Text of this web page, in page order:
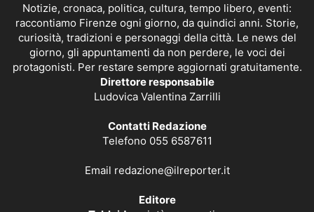
Notizie, cronaca, politica, cultura, tempo libero, eventi:
raccontiamo Firenze ogni giorno, da quindici anni. Storie,
curiosità, tradizioni e personaggi della città. Le news del
giorno, gli appuntamenti da non perdere, le voci dei
protagonisti. Per restare sempre aggiornati gratuitamente.
Direttore responsabile
Ludovica Valentina Zarrilli
Contatti Redazione
Telefono 055 6587611
Email redazione@ilreporter.it
Editore